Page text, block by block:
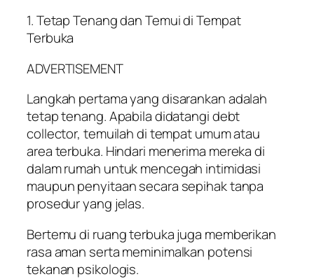
1. Tetap Tenang dan Temui di Tempat
Terbuka
ADVERTISEMENT
Langkah pertama yang disarankan adalah
tetap tenang. Apabila didatangi debt
collector, temuilah di tempat umum atau
area terbuka. Hindari menerima mereka di
dalam rumah untuk mencegah intimidasi
maupun penyitaan secara sepihak tanpa
prosedur yang jelas.
Bertemu di ruang terbuka juga memberikan
rasa aman serta meminimalkan potensi
tekanan psikologis.